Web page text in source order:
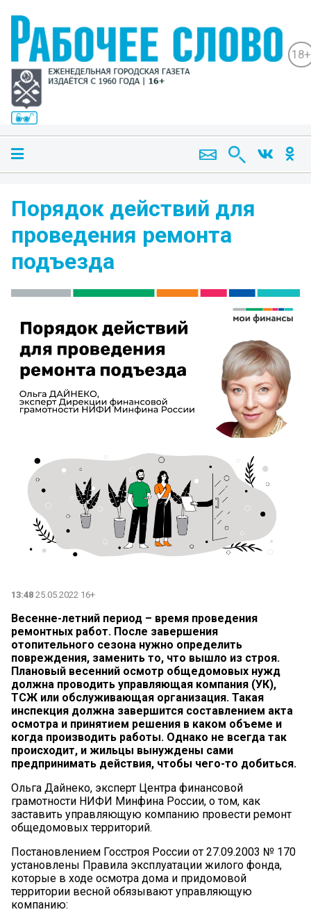
18+
Порядок действий для
проведения ремонта
подъезда
13:48 25.05.2022 16+
Весенне-летний период – время проведения
ремонтных работ. После завершения
отопительного сезона нужно определить
повреждения, заменить то, что вышло из строя.
Плановый весенний осмотр общедомовых нужд
должна проводить управляющая компания (УК),
ТСЖ или обслуживающая организация. Такая
инспекция должна завершится составлением акта
осмотра и принятием решения в каком объеме и
когда производить работы. Однако не всегда так
происходит, и жильцы вынуждены сами
предпринимать действия, чтобы чего-то добиться.
Ольга Дайнеко, эксперт Центра финансовой
грамотности НИФИ Минфина России, о том, как
заставить управляющую компанию провести ремонт
общедомовых территорий.
Постановлением Госстроя России от 27.09.2003 № 170
установлены Правила эксплуатации жилого фонда,
которые в ходе осмотра дома и придомовой
территории весной обязывают управляющую
компанию: